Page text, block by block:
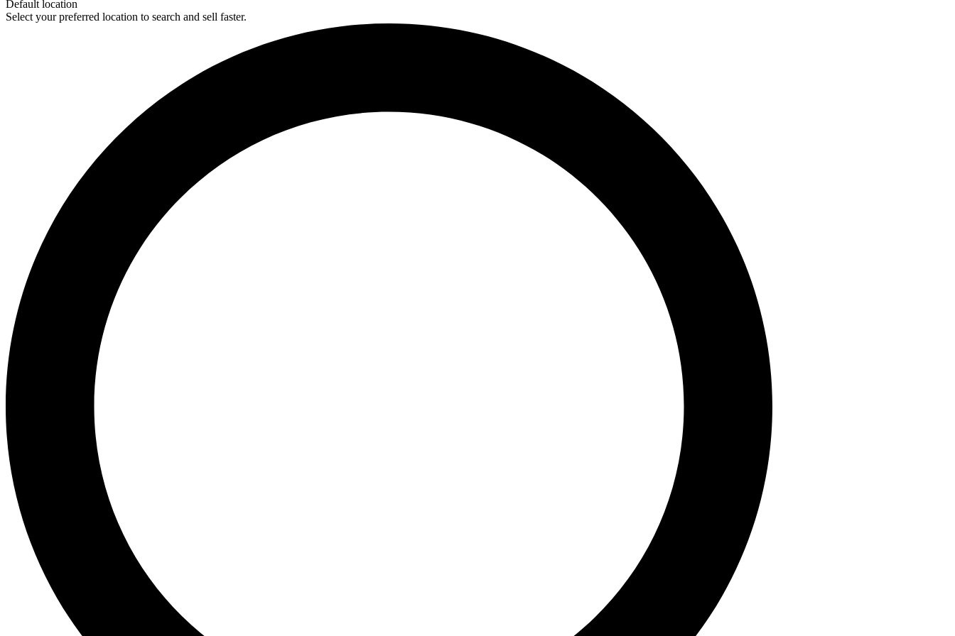
Default location
Select your preferred location to search and sell faster.